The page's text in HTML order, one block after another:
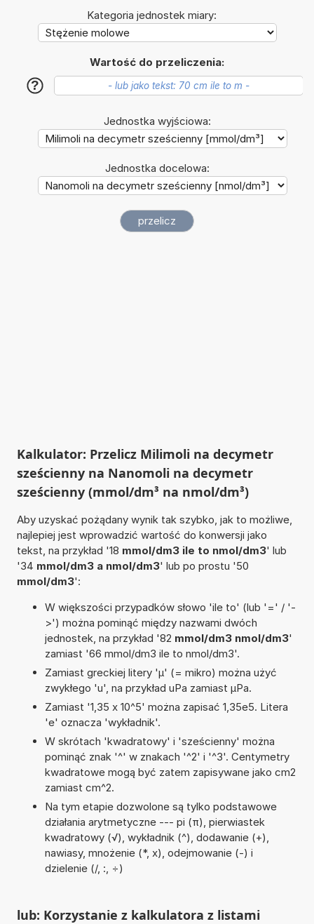
Kategoria jednostek miary:
Wartość do przeliczenia:
?
Jednostka wyjściowa:
Jednostka docelowa:
Kalkulator: Przelicz Milimoli na decymetr
sześcienny na Nanomoli na decymetr
sześcienny (mmol/dm³ na nmol/dm³)
Aby uzyskać pożądany wynik tak szybko, jak to możliwe,
najlepiej jest wprowadzić wartość do konwersji jako
tekst, na przykład '18 mmol/dm3 ile to nmol/dm3' lub
'34 mmol/dm3 a nmol/dm3' lub po prostu '50
mmol/dm3':
W większości przypadków słowo 'ile to' (lub '=' / '-
>') można pominąć między nazwami dwóch
jednostek, na przykład '82 mmol/dm3 nmol/dm3'
zamiast '66 mmol/dm3 ile to nmol/dm3'.
Zamiast greckiej litery 'µ' (= mikro) można użyć
zwykłego 'u', na przykład uPa zamiast µPa.
Zamiast '1,35 x 10^5' można zapisać 1,35e5. Litera
'e' oznacza 'wykładnik'.
W skrótach 'kwadratowy' i 'sześcienny' można
pominąć znak '^' w znakach '^2' i '^3'. Centymetry
kwadratowe mogą być zatem zapisywane jako cm2
zamiast cm^2.
Na tym etapie dozwolone są tylko podstawowe
działania arytmetyczne --- pi (π), pierwiastek
kwadratowy (√), wykładnik (^), dodawanie (+),
nawiasy, mnożenie (*, x), odejmowanie (-) i
dzielenie (/, :, ÷)
lub: Korzystanie z kalkulatora z listami